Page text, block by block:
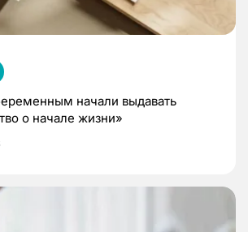
начали выдавать
о начале жизни»